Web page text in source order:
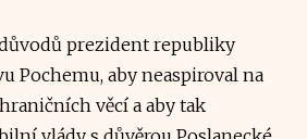
prezident republiky
Pochemu, aby neaspiroval na
věcí a aby tak